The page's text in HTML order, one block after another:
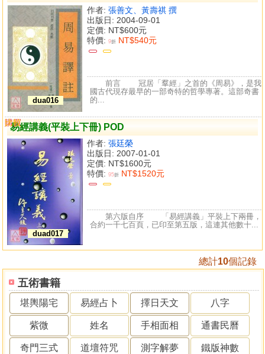
五術書籍
堪輿陽宅 易經占卜 擇日天文 八字
紫微 姓名 手相面相 通書民曆
奇門三式 道壇符咒 測字解夢 鐵版神數
dua016
作者: 張善文、黃壽祺 撰
出版日: 2004-09-01
定價: NT$600元
特價: 9折 NT$540元
前言 冠居「羣經」之首的《周易》，是我
國古代現存最早的一部奇特的哲學專著。這部奇書
的...
易經講義(平裝上下冊) POD
duad017
作者: 張廷榮
出版日: 2007-01-01
定價: NT$1600元
特價: 95折 NT$1520元
購買
比較
第六版自序 「易經講義」平裝上下兩冊，
合約一千七百頁，已印至第五版，這連其他數十...
總計10個記錄